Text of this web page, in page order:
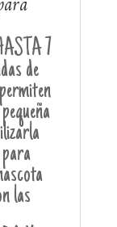
7
de
las